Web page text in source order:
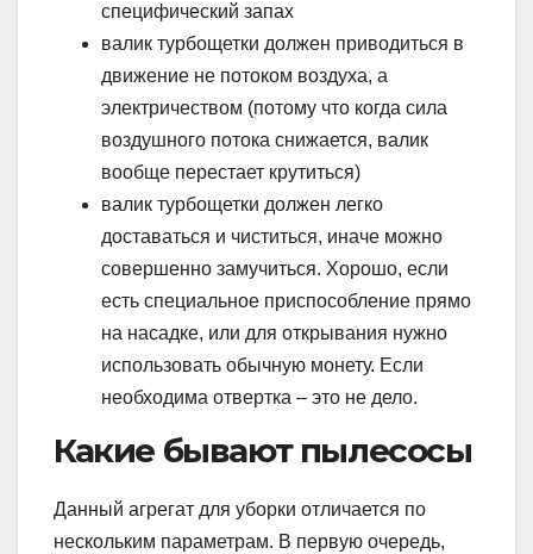
специфический запах
валик турбощетки должен приводиться в
движение не потоком воздуха, а
электричеством (потому что когда сила
воздушного потока снижается, валик
вообще перестает крутиться)
валик турбощетки должен легко
доставаться и чиститься, иначе можно
совершенно замучиться. Хорошо, если
есть специальное приспособление прямо
на насадке, или для открывания нужно
использовать обычную монету. Если
необходима отвертка – это не дело.
Какие бывают пылесосы
Данный агрегат для уборки отличается по
нескольким параметрам. В первую очередь,